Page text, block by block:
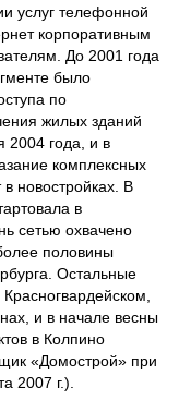
услуг телефонной
корпоративным
До 2001 года
было
по
жилых зданий
2004 года, и в
комплексных
новостройках. В
в
сетью охвачено
половины
Остальные
и в начале весны
в Колпино
«Домострой» при
2007 г.).